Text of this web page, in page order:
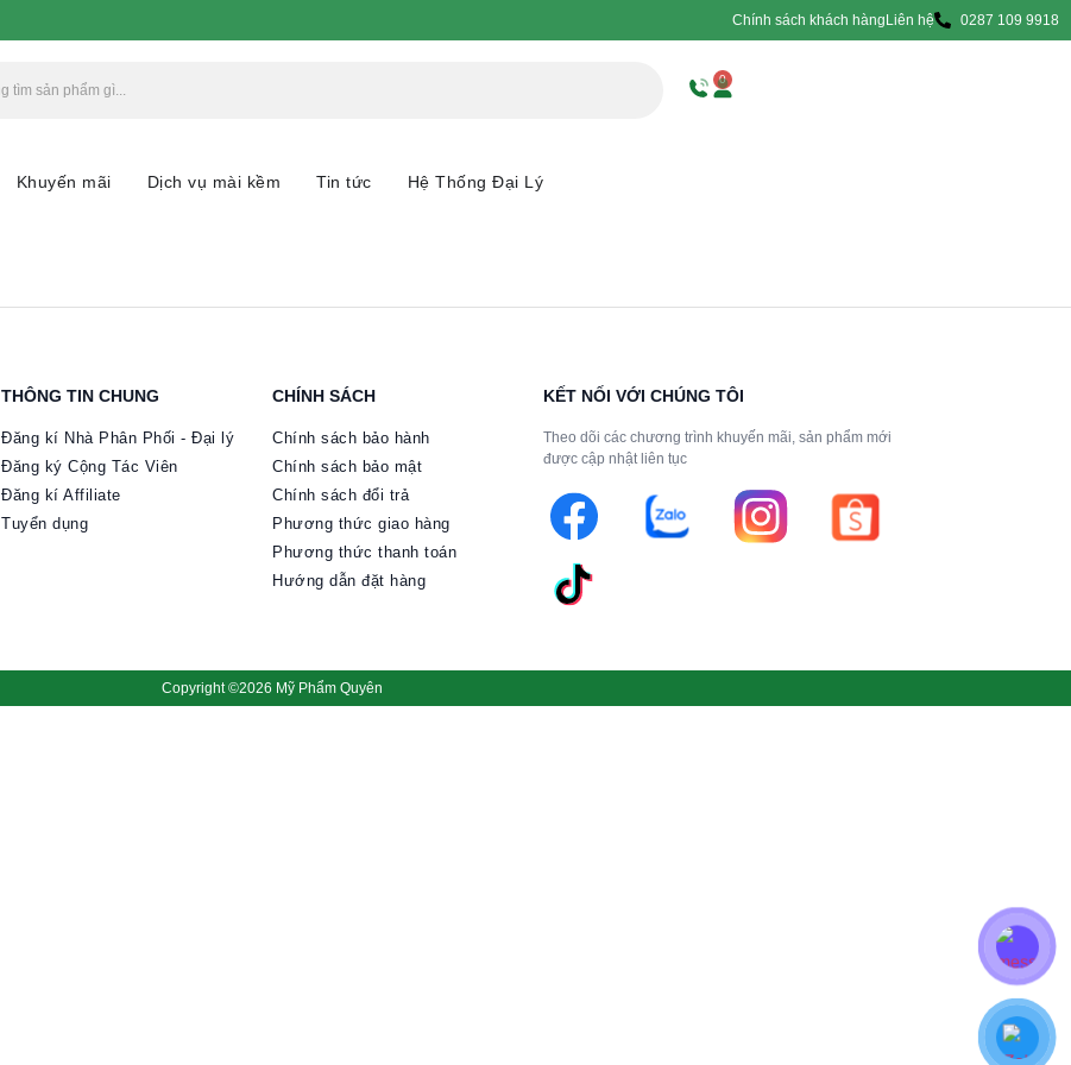
Chính sách khách hàng Liên hệ 0287 109 9918
0
Khuyến mãi Dịch vụ mài kềm Tin tức Hệ Thống Đại Lý
THÔNG TIN CHUNG
Đăng kí Nhà Phân Phối - Đại lý
Đăng ký Cộng Tác Viên
Đăng kí Affiliate
Tuyển dụng
CHÍNH SÁCH
Chính sách bảo hành
Chính sách bảo mật
Chính sách đổi trả
Phương thức giao hàng
Phương thức thanh toán
Hướng dẫn đặt hàng
KẾT NỐI VỚI CHÚNG TÔI
Theo dõi các chương trình khuyến mãi, sản phẩm mới
được cập nhật liên tục
Copyright ©2026 Mỹ Phẩm Quyên